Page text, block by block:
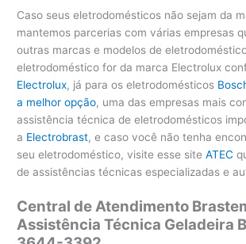
Caso seus eletrodomésticos não sejam da
mantemos parcerias com várias empresas
outras marcas e modelos de
eletrodoméstico for da marca Electrolux
Electrolux, já para os eletrodomésticos
a melhor opção, uma das empresas mais
assistência técnica de eletrodomésticos
a Electrobrast, e caso você não tenha
seu eletrodoméstico, visite esse siteATEC
de assistências técnicas especializadas e
Central de Atendimento
Assistência Técnica Geladeira